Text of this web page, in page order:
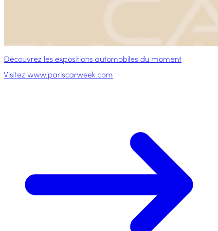
Découvrez les expositions automobiles du moment
Visitez www.pariscarweek.com